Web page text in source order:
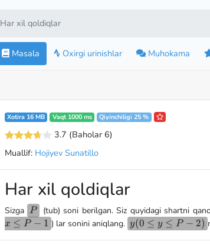
Har xil qoldiqlar
Masala Oxirgi urinishlar Muhokama
Xotira 16 MB Vaqt 1000 ms Qiyinchiligi 25 %
3.7 (Baholar 6)
Muallif: Hojiyev Sunatillo
Har xil qoldiqlar
Sizga P
P (tub) soni berilgan. Siz quyidagi shartni
x ≤ P − 1 ) lar sonini aniqlang. y
y(0 ≤ y ≤ P − 2)